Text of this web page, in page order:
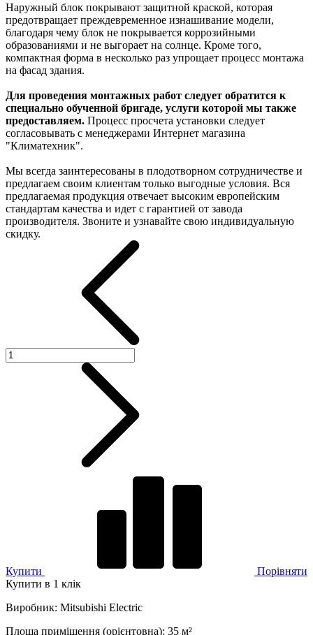
Наружный блок покрывают защитной краской, которая
предотвращает преждевременное изнашивание модели,
благодаря чему блок не покрывается коррозийными
образованиями и не выгорает на солнце. Кроме того,
компактная форма в несколько раз упрощает процесс монтажа
на фасад здания.
Для проведения монтажных работ следует обратится к
специально обученной бригаде, услуги которой мы также
предоставляем. Процесс просчета установки следует
согласовывать с менеджерами Интернет магазина
"Климатехник".
Мы всегда заинтересованы в плодотворном сотрудничестве и
предлагаем своим клиентам только выгодные условия. Вся
предлагаемая продукция отвечает высоким европейским
стандартам качества и идет с гарантией от завода
производителя. Звоните и узнавайте свою индивидуальную
скидку.
Купити
Порівняти
Купити в 1 клік
Виробник: Mitsubishi Electric
Площа приміщення (орієнтовна): 35 м²